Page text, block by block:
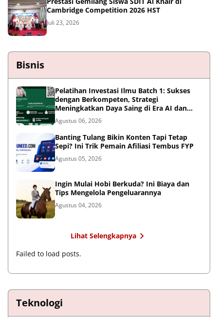
Cambridge Competition 2026 HST
Juli 23, 2026
Bisnis
Pelatihan Investasi Ilmu Batch 1: Sukses
dengan Berkompeten, Strategi
Meningkatkan Daya Saing di Era AI dan
Persaingan Global
Agustus 06, 2026
Banting Tulang Bikin Konten Tapi Tetap
Sepi? Ini Trik Pemain Afiliasi Tembus FYP
Agustus 05, 2026
Ingin Mulai Hobi Berkuda? Ini Biaya dan
Tips Mengelola Pengeluarannya
Agustus 04, 2026
Lihat Selengkapnya
Failed to load posts.
Teknologi